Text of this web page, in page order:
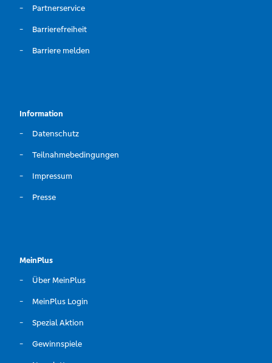
Partnerservice
Barrierefreiheit
Barriere melden
Information
Datenschutz
Teilnahmebedingungen
Impressum
Presse
MeinPlus
Über MeinPlus
MeinPlus Login
Spezial Aktion
Gewinnspiele